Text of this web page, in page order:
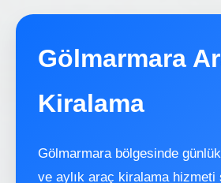
Gölmarmara
Kiralama
Gölmarmara bölgesinde
ve aylık araç kiralama hizmeti